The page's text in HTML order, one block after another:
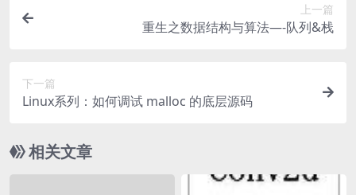
上一篇
重生之数据结构与算法—-队列&栈
下一篇
Linux系列：如何调试 malloc 的底层源码
相关文章